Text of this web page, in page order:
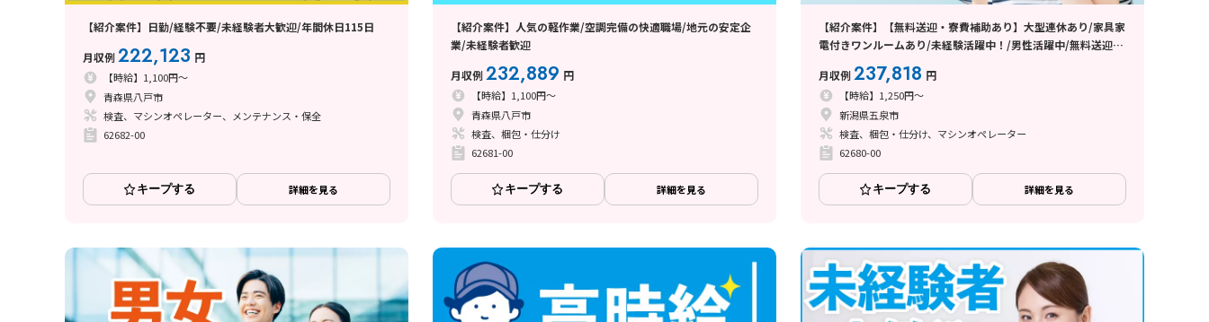
【紹介案件】日勤/経験不要/未経験者大歓迎/年間休日115日
月収例222,123 円
【時給】1,100円～
青森県八戸市
検査、マシンオペレーター、メンテナンス・保全
62682-00
キープする 詳細を見る
【紹介案件】人気の軽作業/空調完備の快適職場/地元の安定企
業/未経験者歓迎
月収例232,889 円
【時給】1,100円～
青森県八戸市
検査、梱包・仕分け
62681-00
キープする 詳細を見る
【紹介案件】【無料送迎・寮費補助あり】大型連休あり/家具家
電付きワンルームあり/未経験活躍中！/男性活躍中/無料送迎/
月収例237,818 円
【時給】1,250円～
新潟県五泉市
検査、梱包・仕分け、マシンオペレーター
62680-00
キープする 詳細を見る